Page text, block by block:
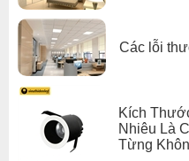
Các lỗi
Kích
Nhiêu Là
Từng